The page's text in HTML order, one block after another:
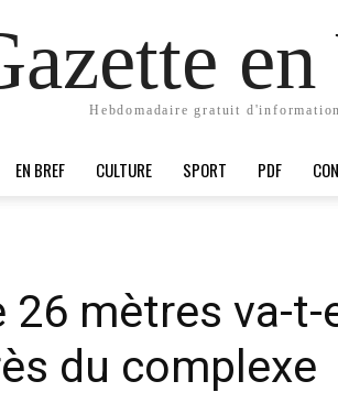
Hebdomadaire gratuit
EN BREF CULTURE SPORT PDF
26 mètres va-t-
du complexe